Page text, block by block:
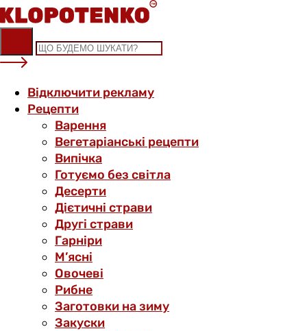
Skip
to
content
Відключити рекламу
Рецепти
Варення
Вегетаріанські рецепти
Випічка
Готуємо без світла
Десерти
Дієтичні страви
Другі страви
Гарніри
М’ясні
Овочеві
Рибне
Заготовки на зиму
Закуски